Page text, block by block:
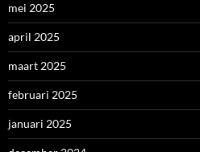
mei 2025
april 2025
maart 2025
februari 2025
januari 2025